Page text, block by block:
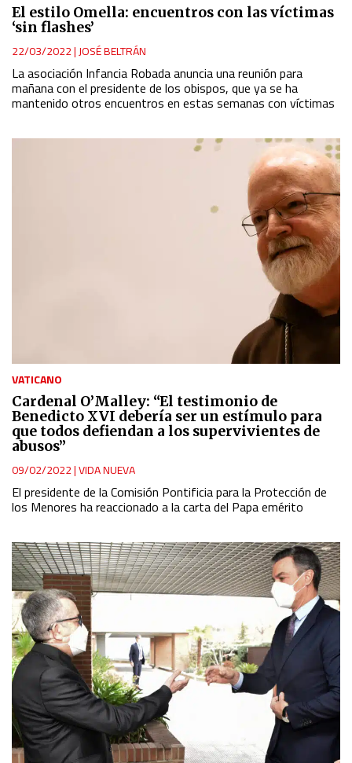
El estilo Omella: encuentros con las víctimas
‘sin flashes’
22/03/2022| JOSÉ BELTRÁN
La asociación Infancia Robada anuncia una reunión para
mañana con el presidente de los obispos, que ya se ha
mantenido otros encuentros en estas semanas con víctimas
VATICANO
Cardenal O’Malley: “El testimonio de
Benedicto XVI debería ser un estímulo para
que todos defiendan a los supervivientes de
abusos”
09/02/2022|VIDA NUEVA
El presidente de la Comisión Pontificia para la Protección de
los Menores ha reaccionado a la carta del Papa emérito